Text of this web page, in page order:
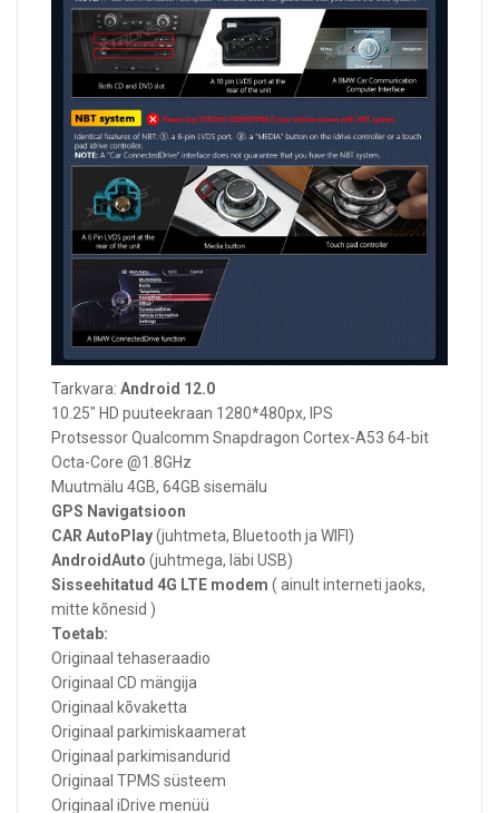
Tarkvara: Android 12.0
10.25" HD puuteekraan 1280*480px, IPS
Protsessor Qualcomm Snapdragon Cortex-A53 64-bit
Octa-Core @1.8GHz
Muutmälu 4GB, 64GB sisemälu
GPS Navigatsioon
CAR AutoPlay(juhtmeta, Bluetooth ja WIFI)
AndroidAuto (juhtmega, läbi USB)
Sisseehitatud 4G LTE modem ( ainult interneti jaoks,
mitte kõnesid )
Toetab:
Originaal tehaseraadio
Originaal CD mängija
Originaal kõvaketta
Originaal parkimiskaamerat
Originaal parkimisandurid
Originaal TPMS süsteem
Originaal iDrive menüü